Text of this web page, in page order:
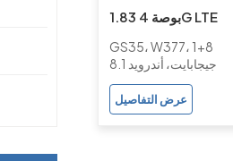
1.83 بوصة 4G LTE
الذكية GPS الروبوت
الدورية ووتش الهاتف مع
كاميرا مزدوجة للأطفال
GS35، W377، 1+8
جيجابايت، أندرويد 8.1
عرض التفاصيل